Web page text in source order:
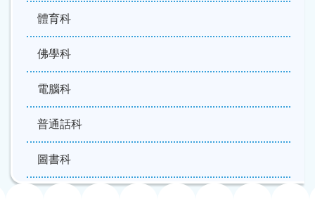
體育科
佛學科
電腦科
普通話科
圖書科